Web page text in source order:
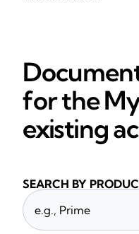
for the
existing
SEARCH BY